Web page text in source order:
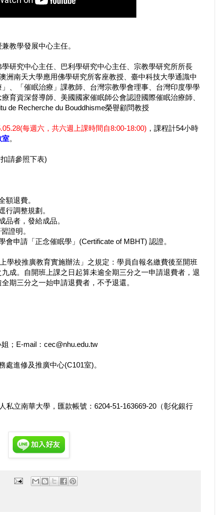
教學發展中心主任。
研究中心主任、巴利學研究中心主任、宗教學研究所所長
洲南天大學應用佛學研究所客座教授、臺中科技大學通識中
、「催眠治療」課教師、台灣宗教學會理事、台灣印度學學
育資深督導師、美國國家催眠師公會認證國際催眠治療師、
de Recherche du Bouddhisme榮譽顧問教授
每週六，共六週上課時間自8:00-18:00) ，課程計54小時
室。
請參照下表)
額退費。
行調整規劃。
品者，發給成品。
證明。
申請「正念催眠學」(Certificate of MBHT) 認證。
學校推廣教育實施辦法」之規定：學員自報名繳費後至開班
成。自開班上課之日起算未逾全期三分之一申請退費者，退
期三分之一始申請退費者，不予退還。
；E-mail：cec@nhu.edu.tw
處進修及推廣中心(C101室)。
私立南華大學，匯款帳號：6204-51-163669-20（彰化銀行